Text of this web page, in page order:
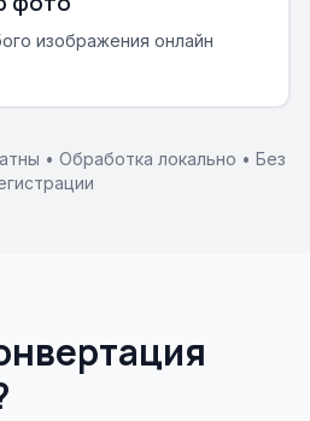
изображения онлайн
• Обработка локально • Без